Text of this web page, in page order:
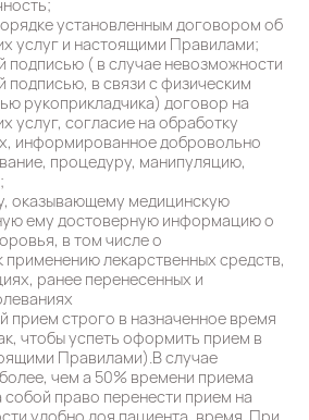
установленным договором об
услуг и настоящими Правилами;
подписью ( в случае невозможности
подписью, в связи с физическим
рукоприкладчика) договор на
услуг, согласие на обработку
информированное добровольно
процедуру, манипуляцию,
оказывающему медицинскую
ему достоверную информацию о
в том числе о
применению лекарственных средств,
ранее перенесенных и
прием строго в назначенное время
чтобы успеть оформить прием в
Правилами).В случае
чем а 50% времени приема
собой право перенести прием на